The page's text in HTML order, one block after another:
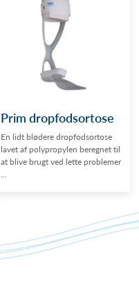
Prim dropfodsortose
En lidt blødere dropfodsortose
lavet af polypropylen beregnet til
at blive brugt ved lette problemer
...